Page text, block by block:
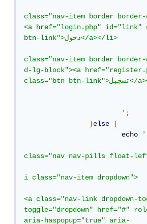
class="nav-item border
<a href="login.php" id="link"
btn-link">دخول</a></li>
class="nav-item border border-
d-lg-block"><a
class="btn btn-link">تسجيل</a></li>
</
			'
;
}else
{
			echo
'
class="nav nav-pills float-
i class="nav-item dropdown">
<a class="nav-link dropdown-
toggle="dropdown" href="#"
aria-haspopup="true" aria-